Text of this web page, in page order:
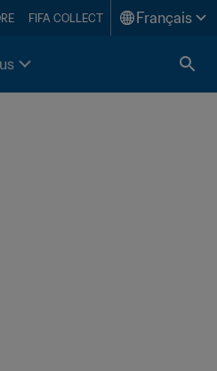
FIFA COLLECT Français